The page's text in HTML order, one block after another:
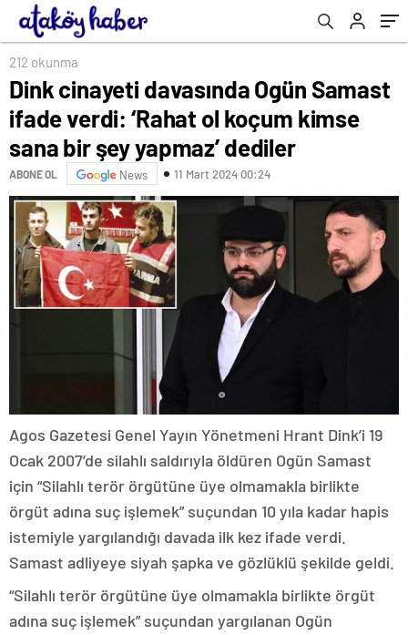
yapmaz’ dediler
212 okunma
Dink cinayeti davasında Ogün Samast
ifade verdi: ‘Rahat ol koçum kimse
sana bir şey yapmaz’ dediler
ABONE OL News 11 Mart 2024 00:24
Agos Gazetesi Genel Yayın Yönetmeni Hrant Dink’i 19
Ocak 2007’de silahlı saldırıyla öldüren Ogün Samast
için “Silahlı terör örgütüne üye olmamakla birlikte
örgüt adına suç işlemek” suçundan 10 yıla kadar hapis
istemiyle yargılandığı davada ilk kez ifade verdi.
Samast adliyeye siyah şapka ve gözlüklü şekilde geldi.
“Silahlı terör örgütüne üye olmamakla birlikte örgüt
adına suç işlemek” suçundan yargılanan Ogün
oluyor, ittifak değiliz
Olduğunu İddia Etti